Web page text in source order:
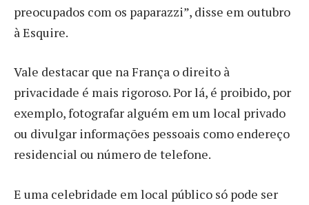
preocupados com os paparazzi”, disse em outubro
à Esquire.
Vale destacar que na França o direito à
privacidade é mais rigoroso. Por lá, é proibido, por
exemplo, fotografar alguém em um local privado
ou divulgar informações pessoais como endereço
residencial ou número de telefone.
E uma celebridade em local público só pode ser